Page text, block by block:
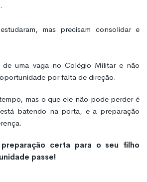
mas precisam consolidar e
de uma vaga no Colégio Militar e não
por falta de direção.
mas o que ele não pode perder é
batendo na porta, e a preparação
certa para o seu filho
passe!